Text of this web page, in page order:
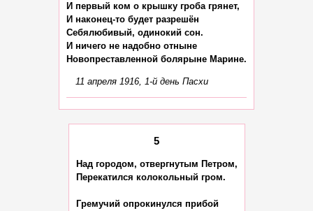
И первый ком о крышку гроба грянет,
И наконец-то будет разрешён
Себялюбивый, одинокий сон.
И ничего не надобно отныне
11 апреля 1916, 1-й день Пасхи
5
Над городом, отвергнутым Петром,
Перекатился колокольный гром.
Гремучий опрокинулся прибой